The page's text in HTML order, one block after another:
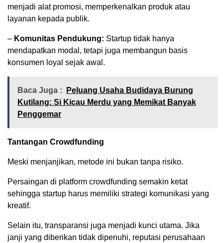
menjadi alat promosi, memperkenalkan produk atau
layanan kepada publik.
– Komunitas Pendukung: Startup tidak hanya
mendapatkan modal, tetapi juga membangun basis
konsumen loyal sejak awal.
Baca Juga :
Peluang Usaha Budidaya Burung
Kutilang: Si Kicau Merdu yang Memikat Banyak
Penggemar
Tantangan Crowdfunding
Meski menjanjikan, metode ini bukan tanpa risiko.
Persaingan di platform crowdfunding semakin ketat
sehingga startup harus memiliki strategi komunikasi yang
kreatif.
Selain itu, transparansi juga menjadi kunci utama. Jika
janji yang diberikan tidak dipenuhi, reputasi perusahaan